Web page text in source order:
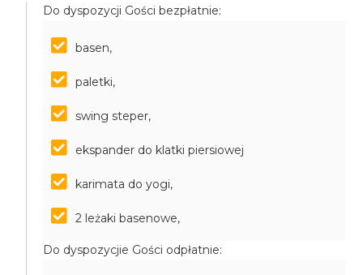
Do dyspozycji Gości bezpłatnie:
basen,
paletki,
swing steper,
ekspander do klatki piersiowej
karimata do yogi,
2 leżaki basenowe,
Do dyspozycjie Gości odpłatnie: